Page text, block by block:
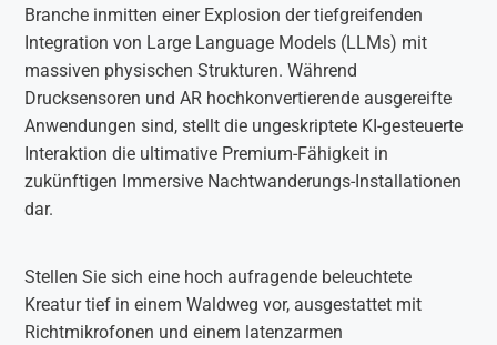
Branche inmitten einer Explosion der tiefgreifenden
Integration von Large Language Models (LLMs) mit
massiven physischen Strukturen. Während
Drucksensoren und AR hochkonvertierende ausgereifte
Anwendungen sind, stellt die ungeskriptete KI-gesteuerte
Interaktion die ultimative Premium-Fähigkeit in
zukünftigen Immersive Nachtwanderungs-Installationen
dar.
Stellen Sie sich eine hoch aufragende beleuchtete
Kreatur tief in einem Waldweg vor, ausgestattet mit
Richtmikrofonen und einem latenzarmen